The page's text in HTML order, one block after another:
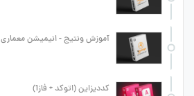
آموزش ونتیج - انیمیشن معماری
کددیزاین (اتوکد + فاز1)